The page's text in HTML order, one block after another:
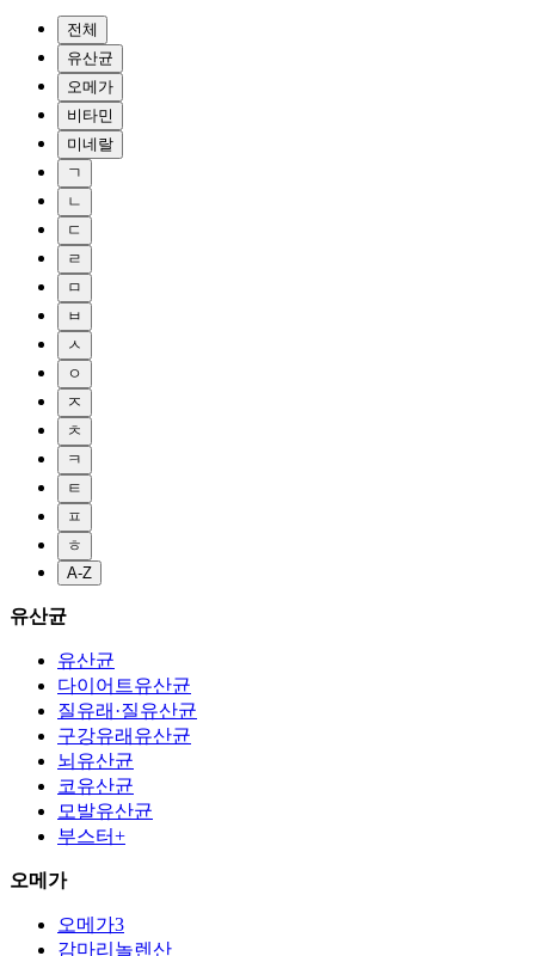
전체
유산균
오메가
비타민
미네랄
ㄱ
ㄴ
ㄷ
ㄹ
ㅁ
ㅂ
ㅅ
ㅇ
ㅈ
ㅊ
ㅋ
ㅌ
ㅍ
ㅎ
A-Z
유산균
유산균
다이어트유산균
질유래·질유산균
구강유래유산균
뇌유산균
코유산균
모발유산균
부스터+
오메가
오메가3
감마리놀렌산